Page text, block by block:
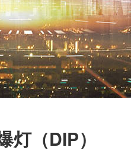
（DIP）